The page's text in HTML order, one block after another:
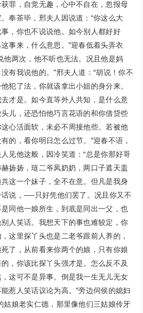
，自觉无趣，心中不自在，忽报母
奉茶毕，邢夫人因说道：“你这么大
，你也不说说他。如今别人都好好
事来，什么意思。”迎春低着头弄衣
他两次，他不听也无法。况且他是妈
有我说他的。”邢夫人道：“胡说！你不
犯了法，你就该拿出小姐的身分来。
才是。如今直等外人共知，是什么意
儿，还恐怕他巧言花语的和你借贷些
心活面软，未必不周接他些。若被他
的，看你明日怎么过节。”迎春不语，
见他这般，因冷笑道：“总是你那好哥
扬扬，琏二爷凤奶奶，两口子遮天盖
这一个妹子，全不在意。但凡是我身
话说，──只好凭他们罢了。况且你又不
同他一娘所生，到底是同出一父，也
人笑话。我想天下的事也难较定，你
这里探丫头也是二老爷跟前人养的，
了，从前看来你两个的娘，只有你娘
，你该比探丫头强才是。怎么反不及
这可不是异事。倒是我一生无儿无女
惹人笑话议论为高。”旁边伺侯的媳妇
姑娘老实仁德，那里像他们三姑娘伶牙